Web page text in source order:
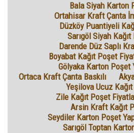
Bala Siyah Karton
Ortahisar Kraft Çanta
Düzköy Puantiyeli
Sarıgöl Siyah
Darende Düz Saplı
Boyabat Kağıt Poşet
Gölyaka Karton Poşet
Ortaca Kraft Çanta Baskılı
Yeşilova Ucuz
Zile Kağıt Poşet
Arsin Kraft Kağıt
Seydiler Karton Poşet
Sarıgöl Toptan